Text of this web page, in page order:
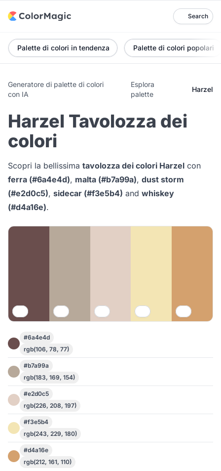
Search
Palette di colori in tendenza Palette di colori popolari
Generatore di palette di colori
con IA
Esplora
palette
Harzel
Harzel Tavolozza dei
colori
Scopri la bellissima tavolozza dei colori Harzel con
ferra (#6a4e4d), malta (#b7a99a), dust storm
(#e2d0c5), sidecar (#f3e5b4) and whiskey
(#d4a16e).
#6a4e4d
rgb(106, 78, 77)
#b7a99a
rgb(183, 169, 154)
#e2d0c5
rgb(226, 208, 197)
#f3e5b4
rgb(243, 229, 180)
#d4a16e
rgb(212, 161, 110)